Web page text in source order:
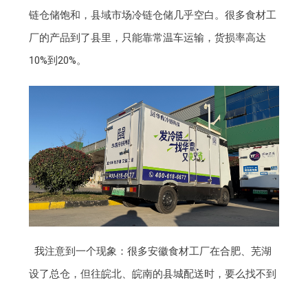
链仓储饱和，县域市场冷链仓储几乎空白。很多食材工
厂的产品到了县里，只能靠常温车运输，货损率高达
10%到20%。
我注意到一个现象：很多安徽食材工厂在合肥、芜湖
设了总仓，但往皖北、皖南的县城配送时，要么找不到